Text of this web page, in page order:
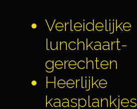
Verleidelijke
lunchkaart-
gerechten
Heerlijke
kaasplankjes